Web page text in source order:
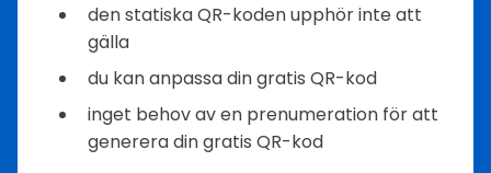
den statiska QR-koden upphör inte att
gälla
du kan anpassa din gratis QR-kod
inget behov av en prenumeration för att
generera din gratis QR-kod